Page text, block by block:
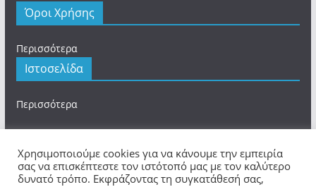
Όροι Χρήσης
Περισσότερα
Ιστοσελίδα
Περισσότερα
Πνευματικά Δικαιώματα © 2026romios.online. Τα
Χρησιμοποιούμε cookies για να κάνουμε την εμπειρία
σας να επισκέπτεστε τον ιστότοπό μας με τον καλύτερο
δυνατό τρόπο. Εκφράζοντας τη συγκατάθεσή σας,